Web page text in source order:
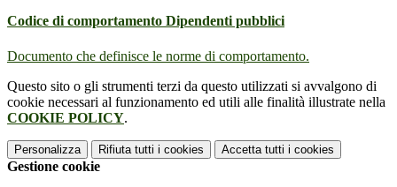
Codice di comportamento Dipendenti pubblici
Documento che definisce le norme di comportamento.
Questo sito o gli strumenti terzi da questo utilizzati si avvalgono di
cookie necessari al funzionamento ed utili alle finalità illustrate nella
COOKIE POLICY.
Personalizza Rifiuta tutti i cookies Accetta tutti i cookies
Gestione cookie